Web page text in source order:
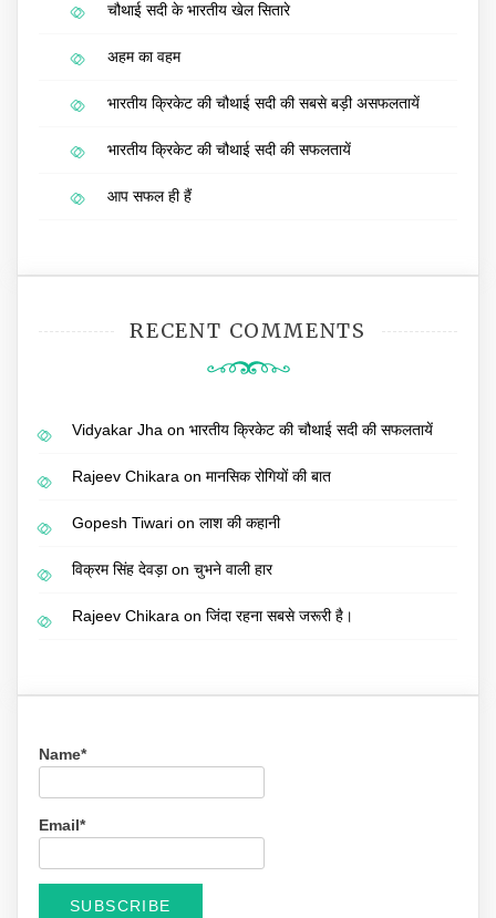
चौथाई सदी के भारतीय खेल सितारे
अहम का वहम
भारतीय क्रिकेट की चौथाई सदी की सबसे बड़ी असफलतायें
भारतीय क्रिकेट की चौथाई सदी की सफलतायें
आप सफल ही हैं
RECENT COMMENTS
Vidyakar Jha on भारतीय क्रिकेट की चौथाई सदी की सफलतायें
Rajeev Chikara on मानसिक रोगियों की बात
Gopesh Tiwari on लाश की कहानी
विक्रम सिंह देवड़ाon चुभने वाली हार
Rajeev Chikara on जिंदा रहना सबसे जरूरी है।
Name*
Email*